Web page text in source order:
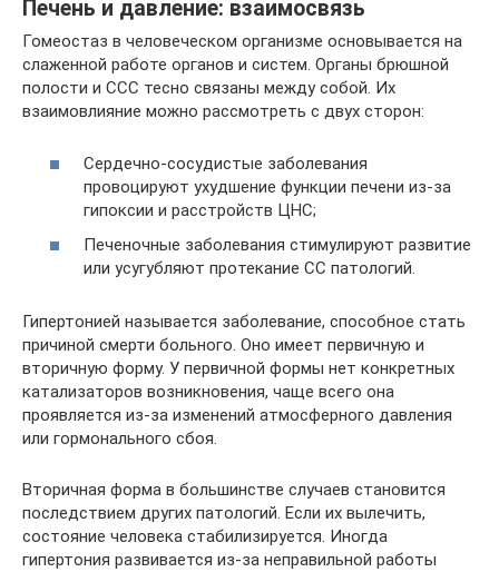
Печень и давление: взаимосвязь
Гомеостаз в человеческом организме основывается на
слаженной работе органов и систем. Органы брюшной
полости и ССС тесно связаны между собой. Их
взаимовлияние можно рассмотреть с двух сторон:
Сердечно-сосудистые заболевания
провоцируют ухудшение функции печени из-за
гипоксии и расстройств ЦНС;
Печеночные заболевания стимулируют развитие
или усугубляют протекание СС патологий.
Гипертонией называется заболевание, способное стать
причиной смерти больного. Оно имеет первичную и
вторичную форму. У первичной формы нет конкретных
катализаторов возникновения, чаще всего она
проявляется из-за изменений атмосферного давления
или гормонального сбоя.
Вторичная форма в большинстве случаев становится
последствием других патологий. Если их вылечить,
состояние человека стабилизируется. Иногда
гипертония развивается из-за неправильной работы